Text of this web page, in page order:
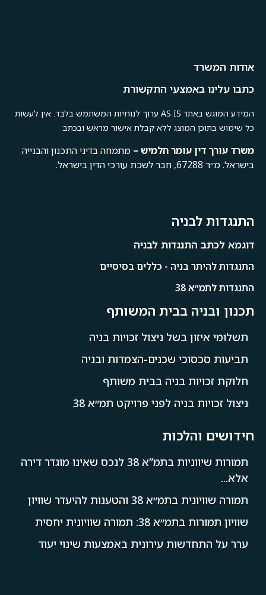
אודות המשרד
כתבו עלינו באמצעי התקשורת
המידע המוגש באתר AS IS ערוך לנוחיות המשתמש בלבד. אין לעשות
כל שימוש בתוכן המוצג ללא קבלת אישור מראש ובכתב.
משרד עורךדיןעומרחלמיש – מתמחה בדיני התכנון והבנייה
בישראל. מ״ר 67288, חבר לשכת עורכי הדין בישראל.
התנגדות לבניה
דוגמא לכתב התנגדות לבניה
התנגדות להיתר בניה - כללים בסיסיים
התנגדות לתמ״א 38
תכנון ובניה בבית המשותף
תשלומי איזון בשל ניצול זכויות בניה
תביעות סכסוכי שכנים-הצמדות ובניה
חלוקת זכויות בניה בבית משותף
ניצול זכויות בניה לפני פרויקט תמ״א 38
חידושים והלכות
תמורות שיווניות בתמ”א 38 לנכס שאינו מוגדר דירה
אלא...
תמורה שוויונית בתמ״א 38 והטענות להיעדר שוויון
שוויון תמורות בתמ״א 38: תמורה שוויונית יחסית
ערר על התחדשות עירונית באמצעות שינוי יעוד